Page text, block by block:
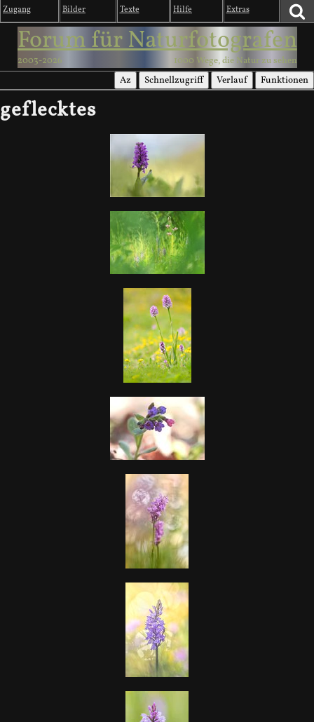
Zugang Bilder Texte Hilfe Extras
Forum für Naturfotografen
2003-2026 1000 Wege, die Natur zu sehen
Az Schnellzugriff Verlauf Funktionen
geflecktes